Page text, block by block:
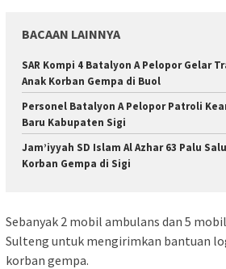
BACAAN LAINNYA
SAR Kompi 4 Batalyon A Pelopor Gelar
Anak Korban Gempa di Buol
Personel Batalyon A Pelopor Patroli
Baru Kabupaten Sigi
Jam’iyyah SD Islam Al Azhar 63 Palu
Korban Gempa di Sigi
Sebanyak 2 mobil ambulans dan 5
Sulteng untuk mengirimkan bantuan
korban gempa.